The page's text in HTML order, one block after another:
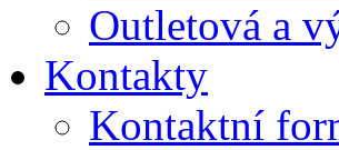
Outletová a
Kontakty
Kontaktní